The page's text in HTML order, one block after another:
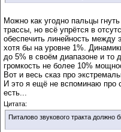
Можно как угодно пальцы
трассы, но всё упрётся в
обеспечить линейность между
хотя бы на уровне 1%.
до 5% в своём диапазоне и то
громкость не более 10%
Вот и весь сказ про
И это я ещё не вспоминаю про
есть...
Цитата:
Питалово звукового тракта должно